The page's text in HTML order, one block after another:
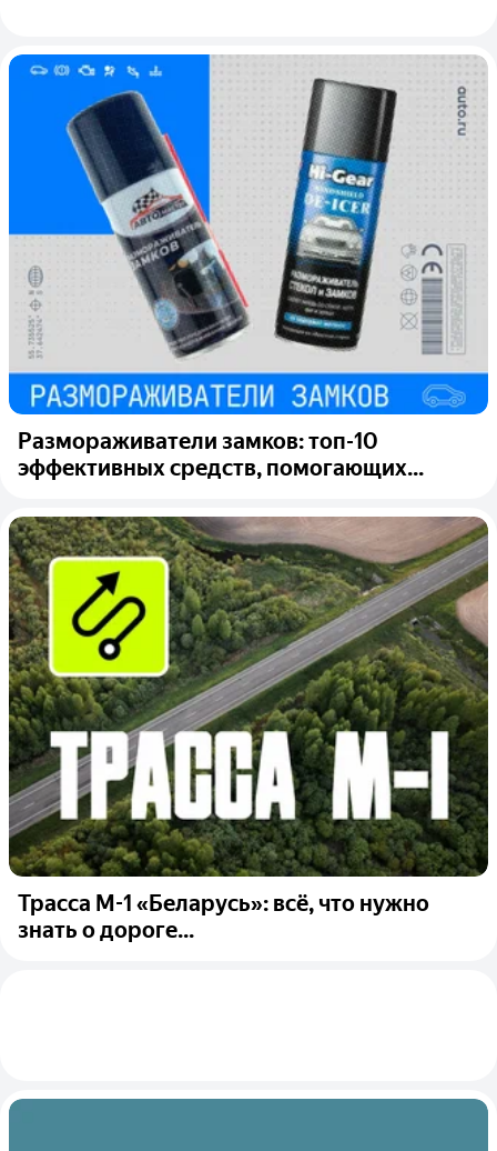
Размораживатели замков: топ-10
эффективных средств, помогающих...
Трасса М-1 «Беларусь»: всё, что нужно
знать о дороге...